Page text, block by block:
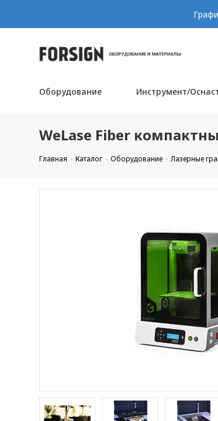
Оборудование Инструмент/
WeLase Fiber
Главная Каталог Оборудование Лазерные